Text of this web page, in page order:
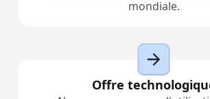
mondiale.
Offre